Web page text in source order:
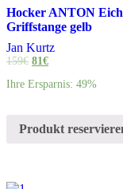
Hocker ANTON
Griffstange gelb
Jan Kurtz
159€ 81€
Ihre Ersparnis: 49%
Produkt